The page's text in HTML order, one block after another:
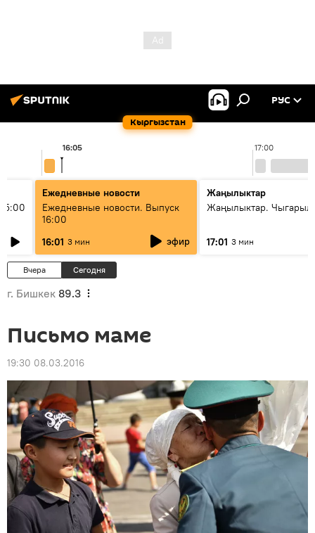
Кыргызстан
РУС
17:00
16:05
Ежедневные новости
Ежедневные новости. Выпуск
16:00
16:01 3 мин эфир
Жаңылыктар
Жаңылыктар.
17:01 3 мин
Вчера Сегодня
г. Бишкек 89.3
Письмо маме
19:30 08.03.2016